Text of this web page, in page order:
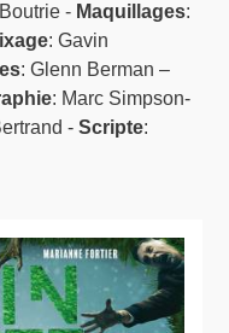
- Maquillages:
: Gavin
: Glenn Berman –
: Marc Simpson-
-Scripte: